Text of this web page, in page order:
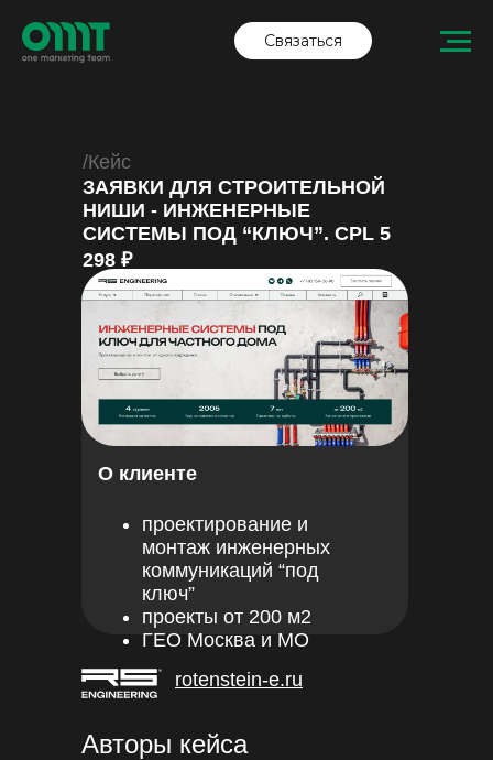
Связаться
ЗАЯВКИ ДЛЯ СТРОИТЕЛЬНОЙ
НИШИ - ИНЖЕНЕРНЫЕ
СИСТЕМЫ ПОД “КЛЮЧ”. CPL 5
298 ₽
rotenstein-e.ru
О клиенте
проектирование и
монтаж инженерных
коммуникаций “под
ключ”
проекты от 200 м2
ГЕО Москва и МО
Авторы кейса
/Кейс